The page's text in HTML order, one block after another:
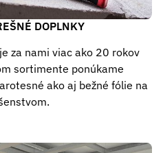
DOPLNKY
za nami viac ako 20 rokov
sortimente ponúkame
ako aj bežné fólie na